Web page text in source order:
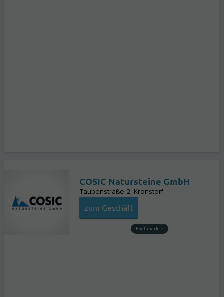
COSIC Natursteine GmbH
Taubenstraße 2 Kronstorf
zum Geschäft
Fachmärkte